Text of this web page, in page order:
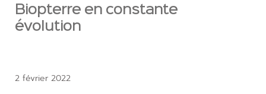
Biopterre en constante
évolution
2 février 2022